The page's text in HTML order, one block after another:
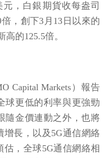
元，白銀期貨收每盎司
，創下3月13日以來的
的125.5倍。
Capital Markets）報告
球更低的利率與更強勁
隨金價連動之外，也將
長，以及5G通信網絡
，全球5G通信網絡相